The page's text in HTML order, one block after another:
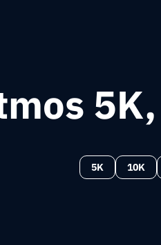
5K 10K